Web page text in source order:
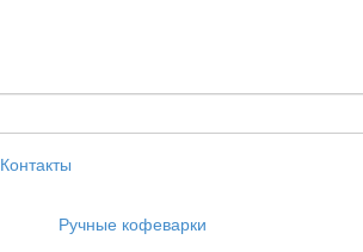
Контакты
Ручные кофеварки